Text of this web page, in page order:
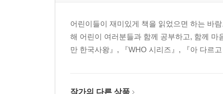
어린이들이 재미있게 책을 읽었으면 하는 바
해 어린이 여러분들과 함께 공부하고, 함께
만 한국사왕』, 『WHO 시리즈』, 『아 다르
작가의 다른 상품